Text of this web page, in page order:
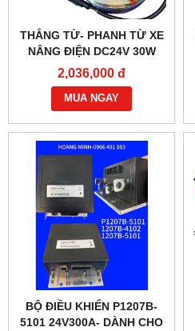
THẮNG TỪ- PHANH TỪ XE
NÂNG ĐIỆN DC24V 30W
G218-REB-04-10B
2,036,000 đ
MUA NGAY
BỘ ĐIỀU KHIỂN P1207B-
5101 24V300A- DÀNH CHO